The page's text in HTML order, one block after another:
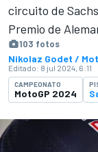
circuito de
Premio de
103 fotos
Nikolaz Godet /
Editado: 8 jul 2024, 6:11
CAMPEONATO
MotoGP 2024